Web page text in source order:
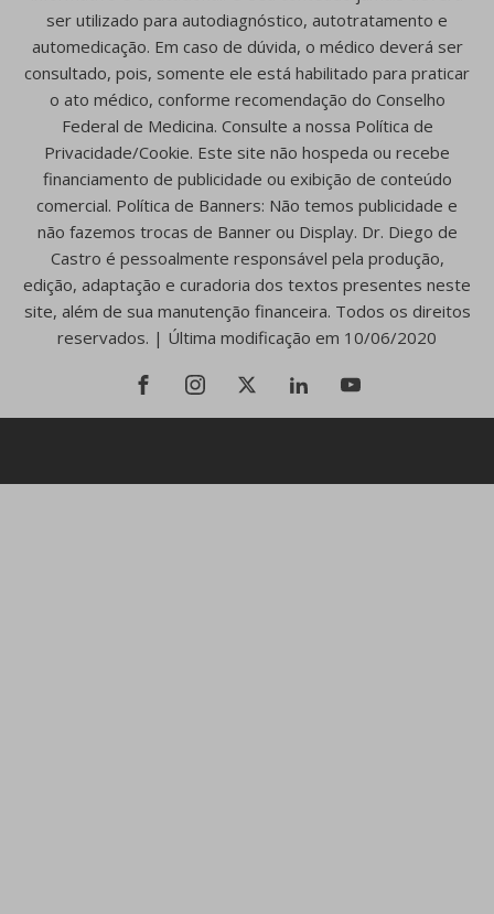
ser utilizado para autodiagnóstico, autotratamento e
automedicação. Em caso de dúvida, o médico deverá ser
consultado, pois, somente ele está habilitado para praticar
o ato médico, conforme recomendação do Conselho
Federal de Medicina. Consulte a nossa Política de
Privacidade/Cookie. Este site não hospeda ou recebe
financiamento de publicidade ou exibição de conteúdo
comercial. Política de Banners: Não temos publicidade e
não fazemos trocas de Banner ou Display. Dr. Diego de
Castro é pessoalmente responsável pela produção,
edição, adaptação e curadoria dos textos presentes neste
site, além de sua manutenção financeira. Todos os direitos
reservados. | Última modificação em 10/06/2020